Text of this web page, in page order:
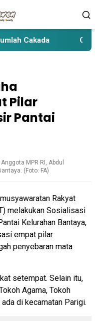
Cakada
Pilar
Pantai
MPR RI, Abdul
(Foto: FA)
Rakyat
melakukan Sosialisasi
Kelurahan Bantaya,
empat pilar
penyebaran mata
setempat. Selain itu,
Agama, Tokoh
di kecamatan Parigi.